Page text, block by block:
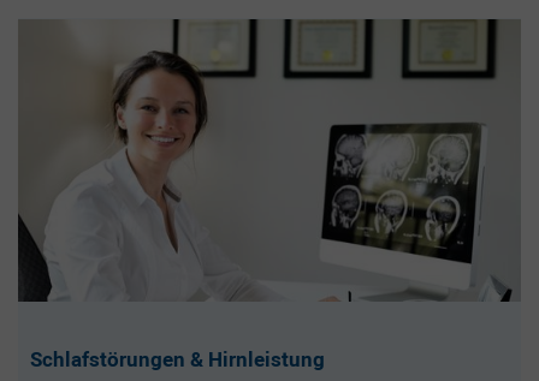
Schlafstörungen & Hirnleistung